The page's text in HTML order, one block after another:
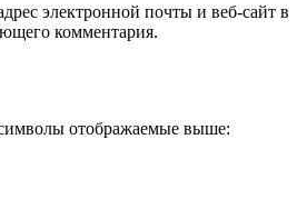
электронной почты и веб-сайт в
комментария.
отображаемые выше: